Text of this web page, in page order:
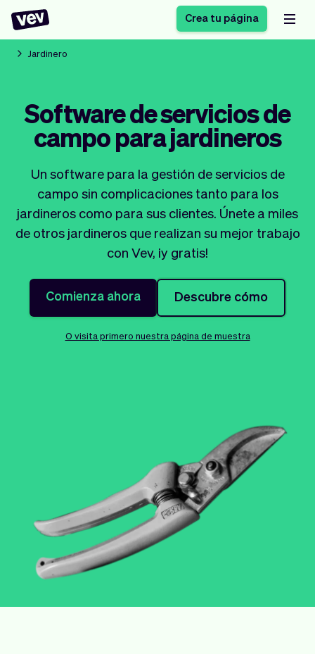
para PYMES
Software de entregas
Sistema POS
Software servicios de
campo
CRM para PYMES
Sistema de pedidos
Sistema de reservas
Software
programación de
clases
Agenda de citas
Blogs
Novedades
App
Impuestos
Insertar Widget
Vender
Tickets
Marketing
Negocio
Software
Vev
Piloto automático
Vista general
Ausencias
Clientes
Equipo
Crea tu página
Jardinero
Software de servicios de
campo para jardineros
Un software para la gestión de servicios de
campo sin complicaciones tanto para los
jardineros como para sus clientes. Únete a miles
de otros jardineros que realizan su mejor trabajo
con Vev, ¡y gratis!
Comienza ahora Descubre cómo
O visita primero nuestra página de muestra